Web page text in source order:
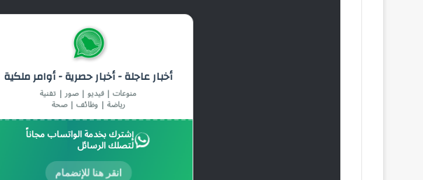
أخبار عاجلة - أخبار حصرية - أوامر ملكية
منوعات | فيديو | صور | تقنية
رياضة | وظائف | صحة
إشترك بخدمة الواتساب مجاناً
لتصلك الرسائل
انقر هنا للإنضمام